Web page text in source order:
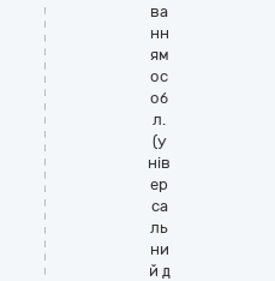
ва
нн
ям
ос
об
л.
(у
нів
ер
са
ль
ни
й д